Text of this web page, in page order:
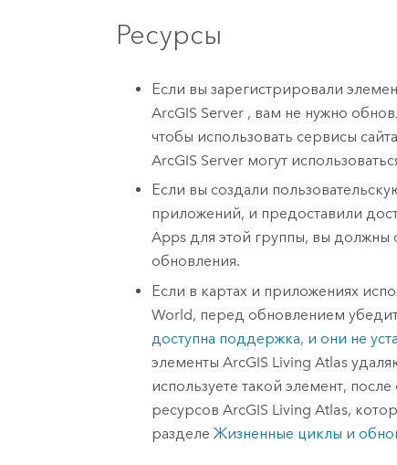
Ресурсы
Если вы зарегистрировали
ArcGIS Server, вам не нужно
чтобы использовать сервисы
ArcGIS Serverмогут
Если вы создали
приложений, и предоставили
Appsдля этой группы, вы должны
обновления.
Если в картах и приложениях
World, перед обновлением
доступна поддержка, и они не
элементы ArcGIS Living Atlas
используете такой элемент,
ресурсов ArcGIS Living Atlas,
разделе Жизненные циклы и